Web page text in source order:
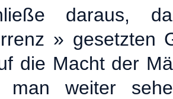
daraus,
» gesetzten
die Macht der
weiter